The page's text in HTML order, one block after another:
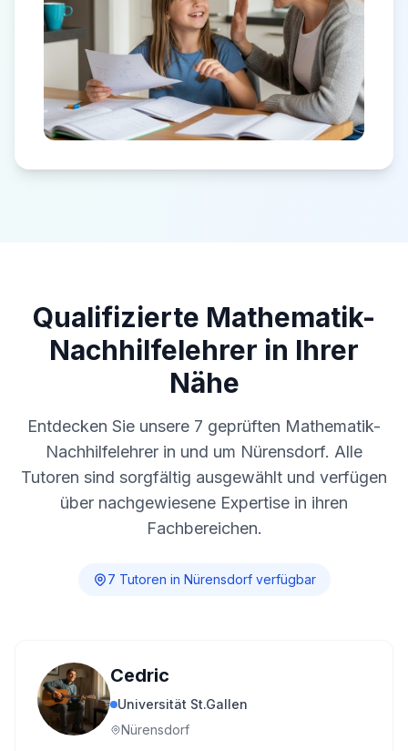
Qualifizierte Mathematik-
Nachhilfelehrer in Ihrer
Nähe
Entdecken Sie unsere 7 geprüften Mathematik-
Nachhilfelehrer in und um Nürensdorf. Alle
Tutoren sind sorgfältig ausgewählt und verfügen
über nachgewiesene Expertise in ihren
Fachbereichen.
7 Tutoren in Nürensdorfverfügbar
Cedric
Universität St.Gallen
Nürensdorf